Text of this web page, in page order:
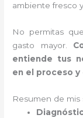
ambiente fresco
No permitas
gasto mayor.
entiende tus
en el proceso
Resumen de mis